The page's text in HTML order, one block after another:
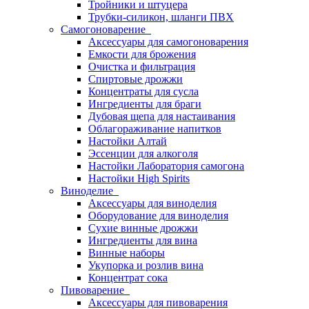
Тройники и штуцера
Трубки-силикон, шланги ПВХ
Самогоноварение
Аксессуары для самогоноварения
Емкости для брожения
Очистка и фильтрация
Спиртовые дрожжи
Концентраты для сусла
Ингредиенты для браги
Дубовая щепа для настаивания
Облагораживание напитков
Настойки Алтай
Эссенции для алкоголя
Настойки Лаборатория самогона
Настойки High Spirits
Виноделие
Аксессуары для виноделия
Оборудование для виноделия
Сухие винные дрожжи
Ингредиенты для вина
Винные наборы
Укупорка и розлив вина
Концентрат сока
Пивоварение
Аксессуары для пивоварения